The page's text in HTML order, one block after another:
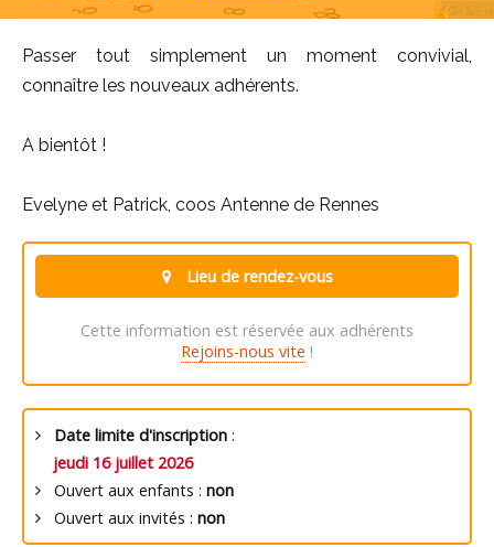
Passer tout simplement un moment convivial,
connaître les nouveaux adhérents.
A bientôt !
Evelyne et Patrick, coos Antenne de Rennes
Lieu de rendez-vous
Cette information est réservée aux adhérents
Rejoins-nous vite !
Date limite d'inscription :
jeudi 16 juillet 2026
Ouvert aux enfants : non
Ouvert aux invités : non